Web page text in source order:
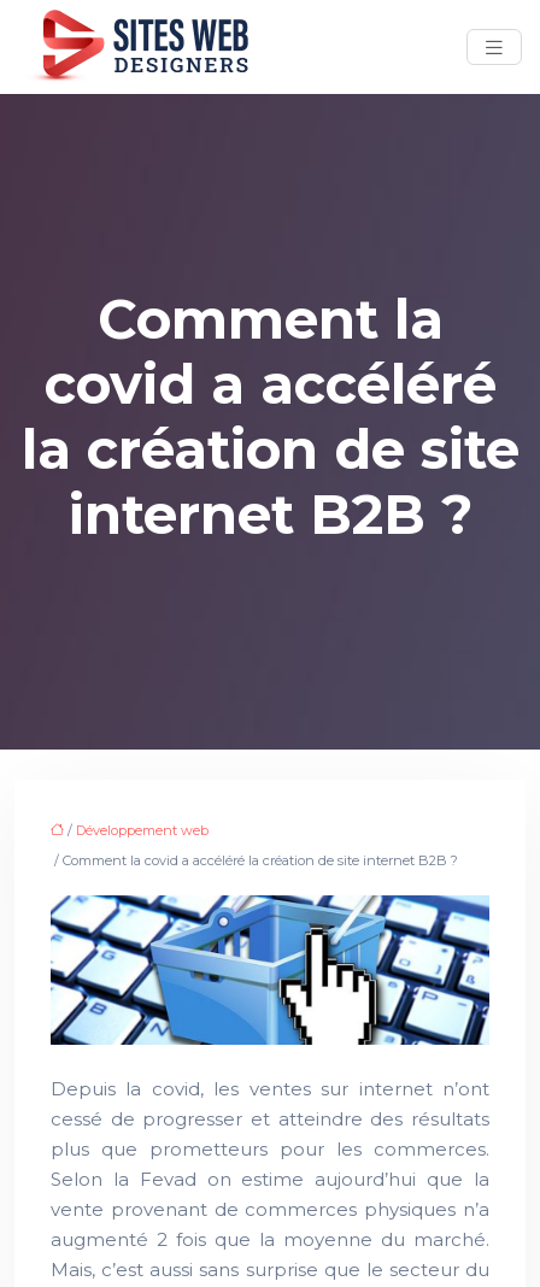
Comment la
covid a accéléré
la création de site
internet B2B ?
/ Développement web
/ Comment la covid a accéléré la création de site internet B2B ?
Depuis la covid, les ventes sur internet n’ont
cessé de progresser et atteindre des résultats
plus que prometteurs pour les commerces.
Selon la Fevad on estime aujourd’hui que la
vente provenant de commerces physiques n’a
augmenté 2 fois que la moyenne du marché.
Mais, c’est aussi sans surprise que le secteur du